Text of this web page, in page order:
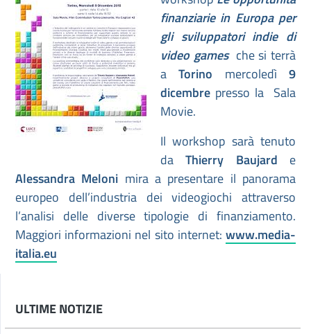
finanziarie in Europa per
gli sviluppatori indie di
video games che si terrà
aTorino mercoledì9
dicembre presso la Sala
Movie.
Il workshop sarà tenuto
daThierry Baujard e
Alessandra Meloni mira a presentare il panorama
europeo dell’industria dei videogiochi attraverso
l’analisi delle diverse tipologie di finanziamento.
Maggiori informazioni nel sito internet: www.media-
italia.eu
ULTIME NOTIZIE